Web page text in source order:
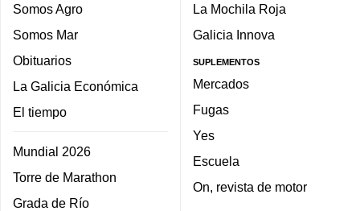
Somos Agro
Somos Mar
Obituarios
La Galicia Económica
El tiempo
Mundial 2026
Torre de Marathon
Grada de Río
La Mochila Roja
Galicia Innova
SUPLEMENTOS
Mercados
Fugas
Yes
Escuela
On, revista de motor